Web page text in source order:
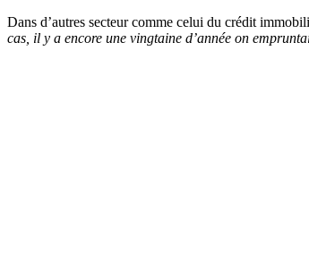
Dans d’autres secteur comme celui du crédit
cas, il y a encore une vingtaine d’année on